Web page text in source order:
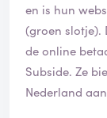
en is hun
(groen slotje).
de online
Subside. Ze
Nederland